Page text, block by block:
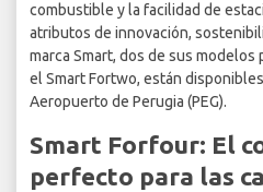
combustible y la facilidad de
atributos de innovación,
marca Smart, dos de sus
el Smart Fortwo, están
Aeropuerto de Perugia (PEG).
Smart Forfour: El
perfecto para las